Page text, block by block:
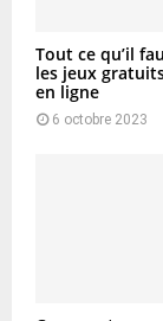
Tout ce qu’il
les jeux
en ligne
6 octobre 2023